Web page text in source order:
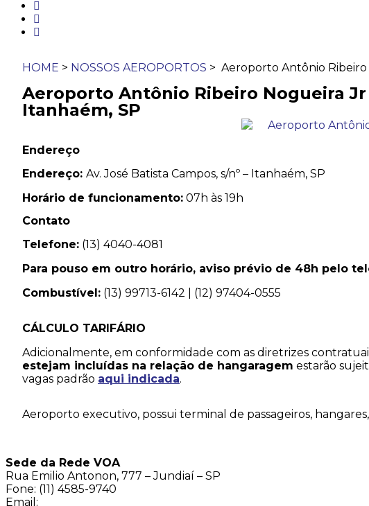
HOME > NOSSOS AEROPORTOS > Aeroporto Antônio Ribeiro
Aeroporto Antônio Ribeiro Nogueira Jr
Itanhaém, SP
Endereço
Endereço: Av. José Batista Campos, s/nº – Itanhaém, SP
Horário de funcionamento: 07h às 19h
Contato
Telefone: (13) 4040-4081
Para pouso em outro horário, aviso prévio de 48h pelo
Combustível: (13) 99713-6142 | (12) 97404-0555
CÁLCULO TARIFÁRIO
Adicionalmente, em conformidade com as diretrizes
estejam incluídas na relação de hangaragem estarão
vagas padrão aqui indicada.
Aeroporto executivo, possui terminal de passageiros,
Sede da Rede VOA
Rua Emilio Antonon, 777 – Jundiaí – SP
Fone: (11) 4585-9740
Email: